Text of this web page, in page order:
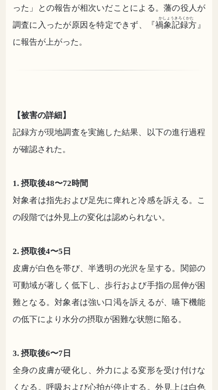
った」との報告が相次いだことによる。藩の役人が
調査に入ったが原因を特定できず、『禍象記録方
かしょうきろくかた
』
に報告が上がった。
【被害の詳細】
記録方が現地調査を実施した結果、以下の進行過程
が確認された。
1. 摂取後48〜72時間
対象者は指先および足先に痺れと冷感を訴える。こ
の段階では外見上の変化は認められない。
2. 摂取後4〜5日
皮膚が白色を帯び、半透明の光沢を呈する。関節の
可動域が著しく低下し、歩行および手指の屈伸が困
難となる。対象者は強い口渇を訴えるが、嚥下機能
の低下により水分の摂取が困難な状態に陥る。
3. 摂取後6〜7日
全身の皮膚が硬化し、外力による変形を受け付けな
くなる。呼吸および心拍が停止する。外見上は白色